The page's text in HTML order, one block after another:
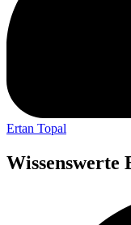
Ertan Topal
Wissenswerte